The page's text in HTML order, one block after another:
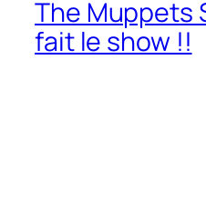
The Muppets
fait le show !!